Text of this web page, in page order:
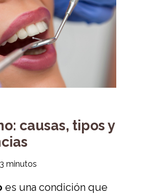
causas, tipos y
3 minutos
es una condición que